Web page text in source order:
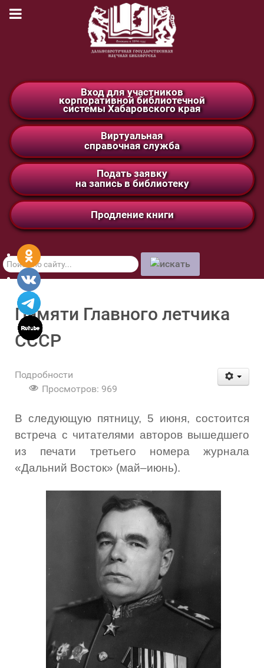
Вход для участников
корпоративной библиотечной
системы Хабаровского края
Виртуальная
справочная служба
Подать заявку
на запись в библиотеку
Продление книги
Поиск
по
сайту
Памяти Главного летчика
СССР
Подробности
Просмотров: 969
В следующую пятницу, 5 июня, состоится
встреча с читателями авторов вышедшего
из печати третьего номера журнала
«Дальний Восток» (май–июнь).